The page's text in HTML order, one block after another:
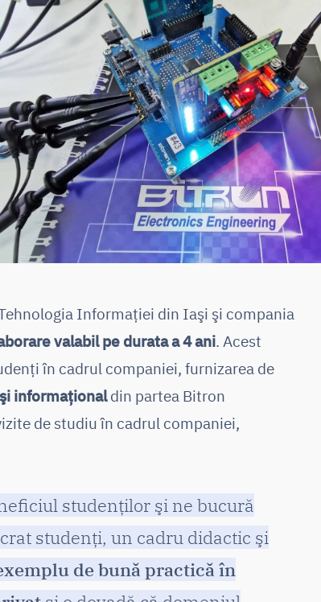
Informaţiei din Iaşi şi compania
valabil pe durata a 4 ani. Acest
în cadrul companiei, furnizarea de
informaționaldin partea Bitron
de studiu în cadrul companiei,
studenţilor şi ne bucură
studenţi, un cadru didactic şi
de bună practică în